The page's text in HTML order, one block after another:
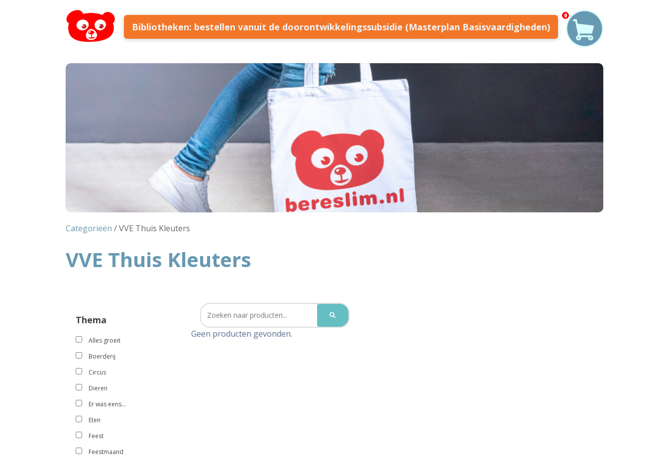
Bibliotheken: bestellen vanuit de doorontwikkelingssubsidie (Masterplan Basisvaardigheden)
0
Categorieën / VVE Thuis Kleuters
VVE Thuis Kleuters
Thema
Alles groeit
Boerderij
Circus
Dieren
Er was eens…
Eten
Feest
Feestmaand
Geen producten gevonden.